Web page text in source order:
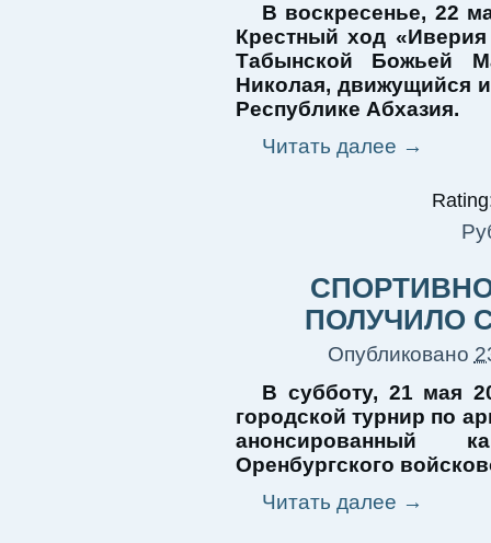
В воскресенье, 22
Крестный ход
Табынской Божьей
Николая, движущийся
Республике Абхазия.
Читать далее →
ПОЛУЧИЛО
Опубликовано
В субботу, 21 мая
городской турнир по
анонсированный
Оренбургского
Читать далее →